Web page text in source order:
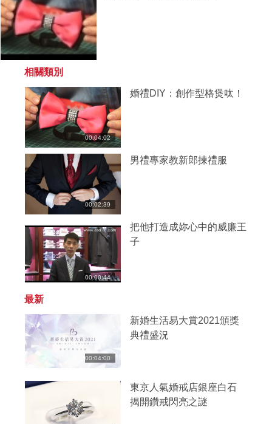
相關類別
00:04:02
婚禮DIY：創作型格煲呔！
00:02:39
男禮專家教新郎揀禮服
00:00:44
把他打造成妳心中的威廉王
子
最新
00:04:00
新婚生活易大賞2021頒獎
典禮盛況
東京人氣婚戒店銀座白石
揭開鑽戒閃亮之謎